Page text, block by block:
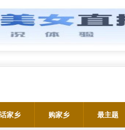
话家乡 购家乡 最主题